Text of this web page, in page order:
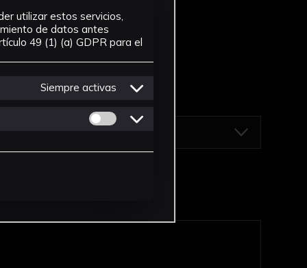
utilizar estos servicios,
de datos antes
49 (1) (a) GDPR para el
Siempre activas
Permitir cookies de Personalizacion